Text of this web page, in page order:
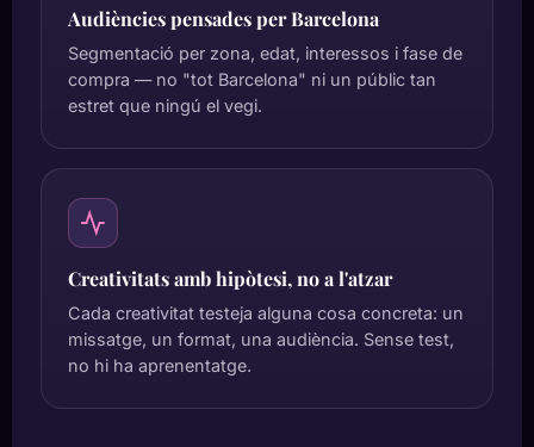
Audiències pensades per Barcelona
Segmentació per zona, edat, interessos i fase de
compra — no "tot Barcelona" ni un públic tan
estret que ningú el vegi.
Creativitats amb hipòtesi, no a l'atzar
Cada creativitat testeja alguna cosa concreta: un
missatge, un format, una audiència. Sense test,
no hi ha aprenentatge.